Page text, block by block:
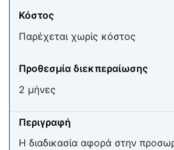
Κόστος
Παρέχεται χωρίς κόστος
Προθεσμία διεκπεραίωσης
2 μήνες
Περιγραφή
Η διαδικασία αφορά στην